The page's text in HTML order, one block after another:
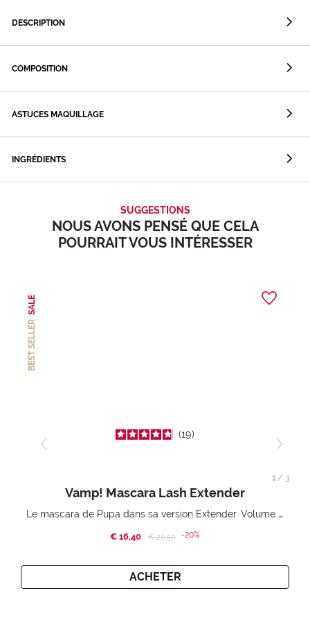
DESCRIPTION
COMPOSITION
ASTUCES MAQUILLAGE
INGRÉDIENTS
SUGGESTIONS
NOUS AVONS PENSÉ QUE CELA
POURRAIT VOUS INTÉRESSER
BEST SELLER
SALE
19
Vamp! Mascara Lash Extender
Le mascara de Pupa dans sa version Extender. Volume extension 3D. Des cils amplifiés et liftés à l’infini.
€ 16,40 Price reduced from
€ 20,50to-20%
ACHETER
1/ 3